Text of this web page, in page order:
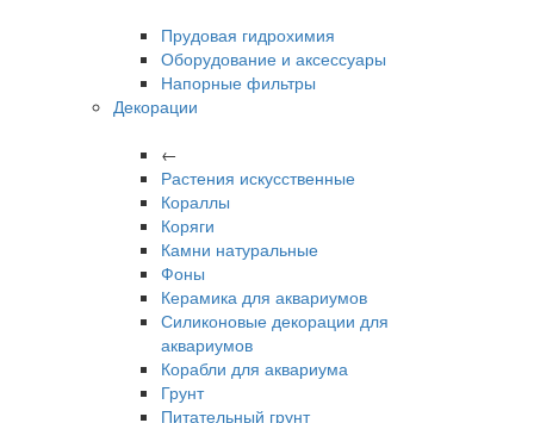
Прудовая гидрохимия
Оборудование и аксессуары
Напорные фильтры
Декорации
←
Растения искусственные
Кораллы
Коряги
Камни натуральные
Фоны
Керамика для аквариумов
Силиконовые декорации для
аквариумов
Корабли для аквариума
Грунт
Питательный грунт